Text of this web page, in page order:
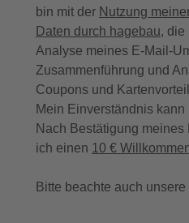
bin mit der Nutzung
Daten durch hagebau, die
Analyse meines E-Mail-
Zusammenführung und
Coupons und
Mein Einverständnis
Nach Bestätigung
ich einen 10 €
Bitte beachte auch unsere